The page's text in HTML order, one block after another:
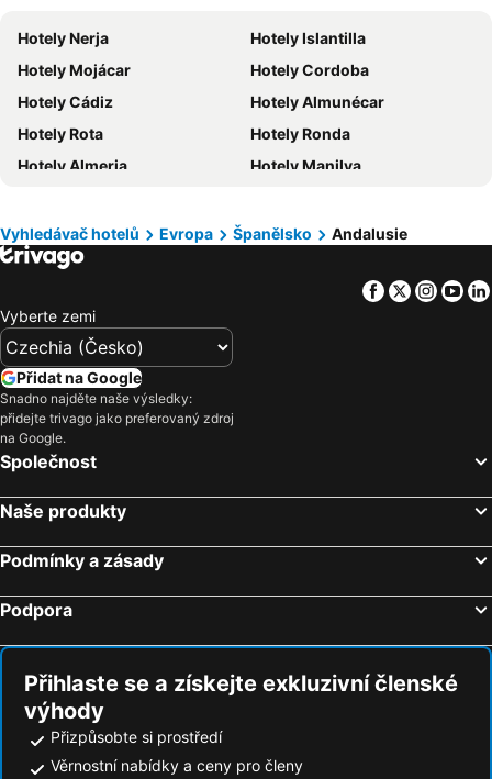
Hotely Rakousko
Hotely Polsko
Hotely Slovinsko
Hotely Jeseníky
Hotely Korfu
Hotely Emilia-Romagna
Hotely Krkonoše
Hotely Španělsko
Hotely Kypr
Hotely Koh Samui
Hotely Nerja
Hotely Islantilla
Hotely Mojácar
Hotely Cordoba
Hotely Cádiz
Hotely Almunécar
Hotely Rota
Hotely Ronda
Hotely Almeria
Hotely Manilva
Hotely Vera
Hotely Tarifa
Hotely Rincón de la Victoria
Hotely La Carlota
Hotely Matalascañas
Hotely Chipiona
Hotely Novo Sancti Petri
Hotely El Puerto de Santa Maria
Hotely Antequera
Hotely Ayamonte
Hotely Vícar
Hotely Torrox
Hotely Casares
Hotely Valencina de la Concepción
Vyhledávač hotelů Evropa Španělsko Andalusie
Facebook
Twitter
Vyberte zemi
Přidat na Google
Snadno najděte naše výsledky:
přidejte trivago jako preferovaný zdroj
na Google.
Společnost
Naše produkty
Podmínky a zásady
Podpora
Přihlaste se a získejte exkluzivní členské
výhody
Přizpůsobte si prostředí
Věrnostní nabídky a ceny pro členy